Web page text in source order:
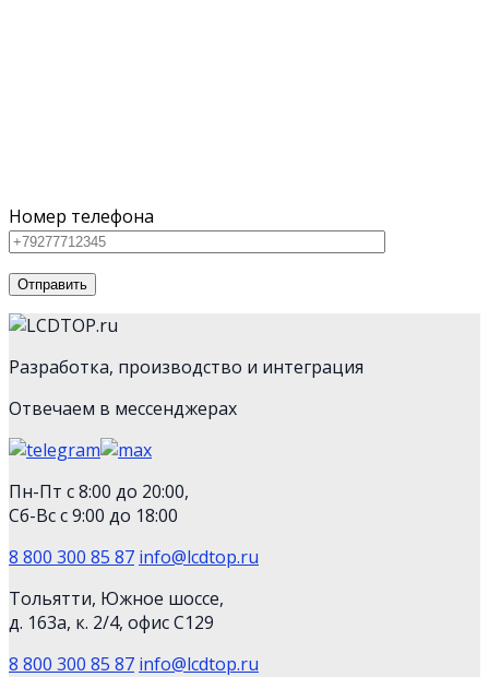
Номер телефона
Разработка, производство и интеграция
Отвечаем в мессенджерах
Пн-Пт с 8:00 до 20:00,
Сб-Вс с 9:00 до 18:00
8 800 300 85 87 info@lcdtop.ru
Тольятти, Южное шоссе,
д. 163а, к. 2/4, офис С129
8 800 300 85 87 info@lcdtop.ru